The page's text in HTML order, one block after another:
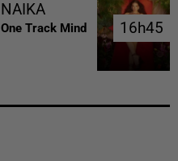
NAIKA
One Track Mind 16h45
16h45